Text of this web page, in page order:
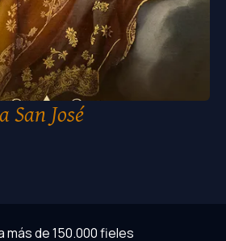
San José
más de 150.000 fieles